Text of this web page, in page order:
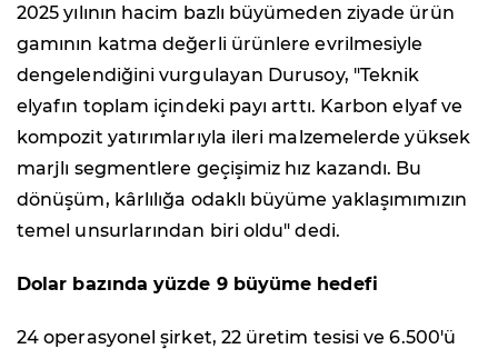
2025 yılının hacim bazlı büyümeden ziyade ürün
gamının katma değerli ürünlere evrilmesiyle
dengelendiğini vurgulayan Durusoy, "Teknik
elyafın toplam içindeki payı arttı. Karbon elyaf ve
kompozit yatırımlarıyla ileri malzemelerde yüksek
marjlı segmentlere geçişimiz hız kazandı. Bu
dönüşüm, kârlılığa odaklı büyüme yaklaşımımızın
temel unsurlarından biri oldu" dedi.
Dolar bazında yüzde 9 büyüme hedefi
24 operasyonel şirket, 22 üretim tesisi ve 6.500'ü